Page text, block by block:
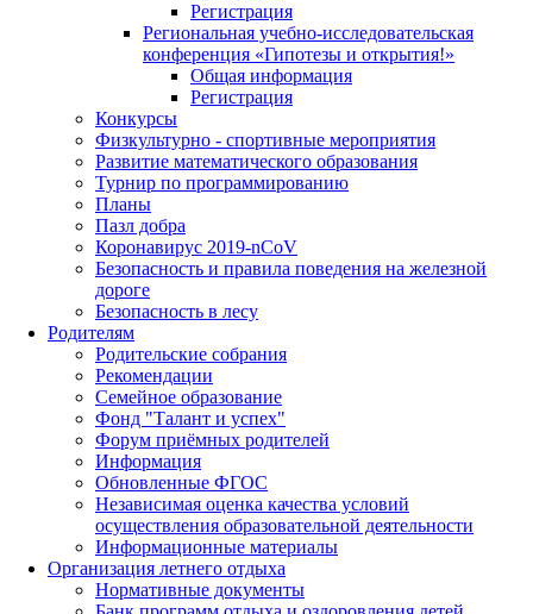
Регистрация
Региональная учебно-исследовательская
конференция «Гипотезы и открытия!»
Общая информация
Регистрация
Конкурсы
Физкультурно - спортивные мероприятия
Развитие математического образования
Турнир по программированию
Планы
Пазл добра
Коронавирус 2019-nCoV
Безопасность и правила поведения на железной
дороге
Безопасность в лесу
Родителям
Родительские собрания
Рекомендации
Семейное образование
Фонд "Талант и успех"
Форум приёмных родителей
Информация
Обновленные ФГОС
Независимая оценка качества условий
осуществления образовательной деятельности
Информационные материалы
Организация летнего отдыха
Нормативные документы